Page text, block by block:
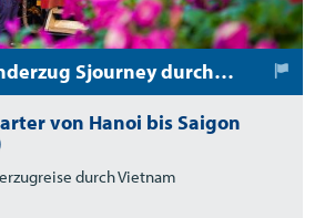
Mit dem Sonderzug Sjourney durch Vietnam
von Hanoi bis Saigon
durch Vietnam